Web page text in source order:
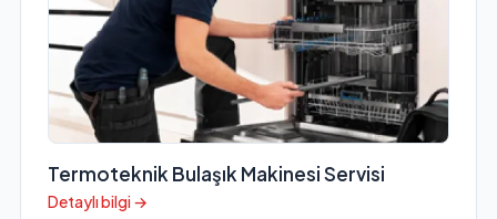
Termoteknik Bulaşık Makinesi Servisi
Detaylı bilgi →